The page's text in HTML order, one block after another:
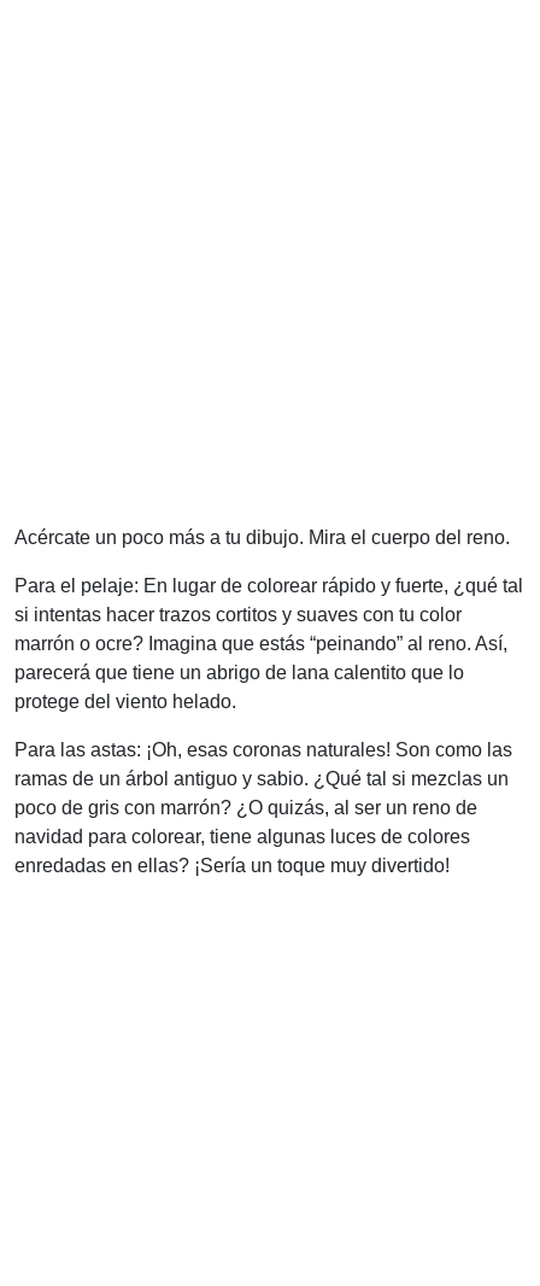
Acércate un poco más a tu dibujo. Mira el cuerpo del reno.
Para el pelaje: En lugar de colorear rápido y fuerte, ¿qué tal
si intentas hacer trazos cortitos y suaves con tu color
marrón o ocre? Imagina que estás “peinando” al reno. Así,
parecerá que tiene un abrigo de lana calentito que lo
protege del viento helado.
Para las astas: ¡Oh, esas coronas naturales! Son como las
ramas de un árbol antiguo y sabio. ¿Qué tal si mezclas un
poco de gris con marrón? ¿O quizás, al ser un reno de
navidad para colorear, tiene algunas luces de colores
enredadas en ellas? ¡Sería un toque muy divertido!